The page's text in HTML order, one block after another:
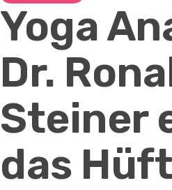
Yoga
Dr.
Steiner
das